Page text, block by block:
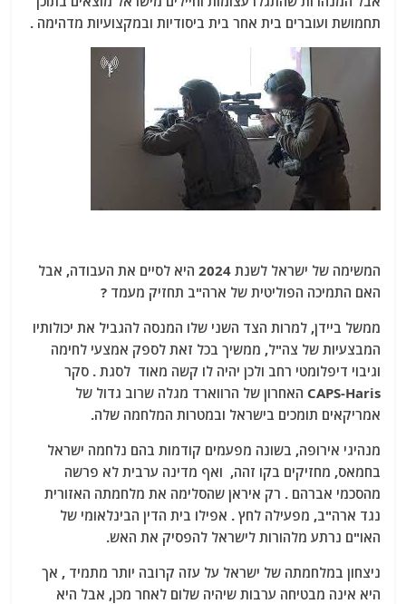
תחמושת ועוברים בית אחר בית ביסודיות ובמקצועיות מדהימה .
המשימה של ישראל לשנת 2024 היא לסיים את העבודה, אבל
האם התמיכה הפוליטית של ארה"ב תחזיק מעמד ?
ממשל ביידן, למרות הצד השני שלו המנסה להגביל את יכולותיו
המבצעיות של צה"ל, ממשיך בכל זאת לספק אמצעי לחימה
וגיבוי דיפלומטי רחב ולכן יהיה לו קשה מאוד לסגת . סקר
CAPS-Haris האחרון של הרווארד מגלה שרוב גדול של
אמריקאים תומכים בישראל ובמטרות המלחמה שלה.
מנהיגי אירופה, בשונה מפעמים קודמות בהם נלחמה ישראל
בחמאס, מחזיקים בקו זהה, ואף מדינה ערבית לא פרשה
מהסכמי אברהם . רק איראן שהסלימה את מלחמתה האזורית
נגד ארה"ב, מפעילה לחץ . אפילו בית הדין הבינלאומי של
האו"ם נרתע מלהורות לישראל להפסיק את האש.
ניצחון במלחמתה של ישראל על עזה קרובה יותר מתמיד , אך
היא אינה מבטיחה ערבות שיהיה שלום לאחר מכן, אבל היא